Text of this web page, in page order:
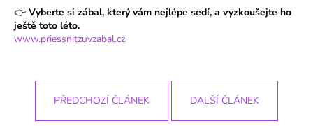
👉 Vyberte si zábal, který vám nejlépe sedí, a vyzkoušejte ho
ještě toto léto.
www.priessnitzuvzabal.cz
PŘEDCHOZÍ ČLÁNEK DALŠÍ ČLÁNEK